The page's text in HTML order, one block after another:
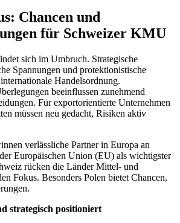
Chancen und
für Schweizer KMU
sich im Umbruch. Strategische
Spannungen und protektionistische
Handelsordnung.
beeinflussen zunehmend
Für exportorientierte Unternehmen
müssen neu gedacht, Risiken aktiv
verlässliche Partner in Europa an
Europäischen Union (EU) als wichtigster
rücken die Länder Mittel- und
Fokus. Besonders Polen bietet Chancen,
strategisch positioniert